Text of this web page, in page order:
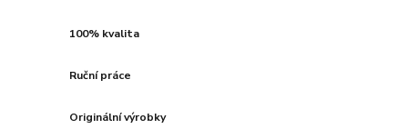
100% kvalita
Ruční práce
Originální výrobky